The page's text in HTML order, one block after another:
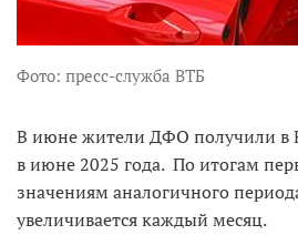
Фото: пресс-служба ВТБ
В июне жители ДФО получили в
в июне 2025 года. По итогам
значениям аналогичного
увеличивается каждый месяц.